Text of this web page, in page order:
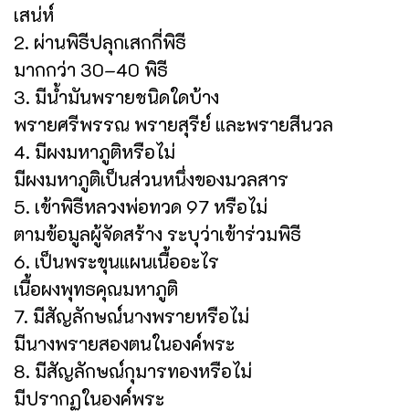
เสน่ห์
2. ผ่านพิธีปลุกเสกกี่พิธี
มากกว่า 30–40 พิธี
3. มีน้ำมันพรายชนิดใดบ้าง
พรายศรีพรรณ พรายสุรีย์ และพรายสีนวล
4. มีผงมหาภูติหรือไม่
มีผงมหาภูติเป็นส่วนหนึ่งของมวลสาร
5. เข้าพิธีหลวงพ่อทวด 97 หรือไม่
ตามข้อมูลผู้จัดสร้าง ระบุว่าเข้าร่วมพิธี
6. เป็นพระขุนแผนเนื้ออะไร
เนื้อผงพุทธคุณมหาภูติ
7. มีสัญลักษณ์นางพรายหรือไม่
มีนางพรายสองตนในองค์พระ
8. มีสัญลักษณ์กุมารทองหรือไม่
มีปรากฏในองค์พระ